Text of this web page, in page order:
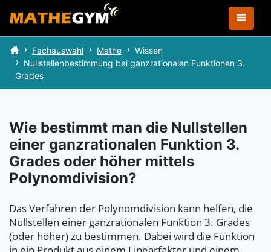
Fachauswahl Mathe
Wissen
Nullstellenbestimmung bei ganzrationalen Funktionen 3.
Grades
Wie bestimmt man die Nullstellen
einer ganzrationalen Funktion 3.
Grades oder höher mittels
Polynomdivision?
Das Verfahren der Polynomdivision kann helfen, die
Nullstellen einer ganzrationalen Funktion 3. Grades
(oder höher) zu bestimmen. Dabei wird die Funktion